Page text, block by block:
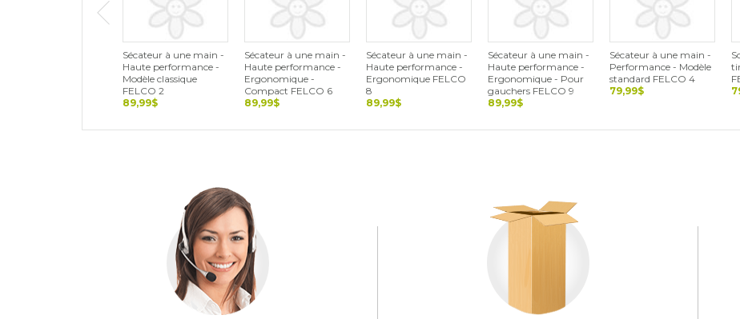
Sécateur à une main -
Haute performance -
Modèle classique
FELCO 2
89,99$
Sécateur à une main -
Haute performance -
Ergonomique -
Compact FELCO 6
89,99$
Sécateur à une main -
Haute performance -
Ergonomique FELCO
8
89,99$
Sécateur à une main -
Haute performance -
Ergonomique - Pour
gauchers FELCO 9
89,99$
Sécateur à une main -
Performance - Modèle
standard FELCO 4
79,99$